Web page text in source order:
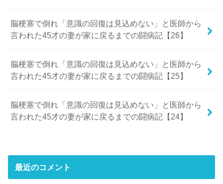
脳梗塞で倒れ「意識の回復は見込めない」と医師から
言われた45才の妻が家に戻るまでの闘病記【26】
脳梗塞で倒れ「意識の回復は見込めない」と医師から
言われた45才の妻が家に戻るまでの闘病記【25】
脳梗塞で倒れ「意識の回復は見込めない」と医師から
言われた45才の妻が家に戻るまでの闘病記【24】
最近のコメント